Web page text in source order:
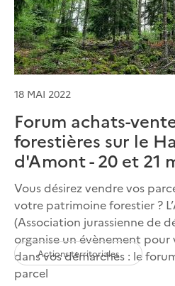
18 MAI 2022
Forum achats-
forestières sur le
d'Amont - 20 et 21
Vous désirez vendre vos
votre patrimoine forestier ?
(Association jurassienne de
organise un évènement pour
dans vos démarches : le
parcel
Actions territoriales